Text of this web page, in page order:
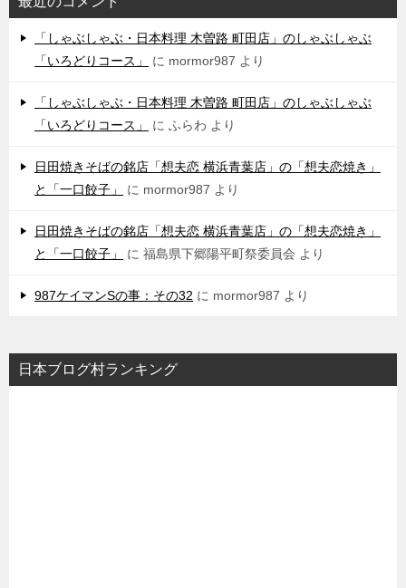
「しゃぶしゃぶ・日本料理 木曽路 町田店」のしゃぶしゃぶ
「いろどりコース」
に mormor987 より
「しゃぶしゃぶ・日本料理 木曽路 町田店」のしゃぶしゃぶ
「いろどりコース」
に ふらわ より
日田焼きそばの銘店「想夫恋 横浜青葉店」の「想夫恋焼き」
と「一口餃子」
に mormor987 より
日田焼きそばの銘店「想夫恋 横浜青葉店」の「想夫恋焼き」
と「一口餃子」
に 福島県下郷陽平町祭委員会 より
987ケイマンSの事：その32 に mormor987 より
日本ブログ村ランキング